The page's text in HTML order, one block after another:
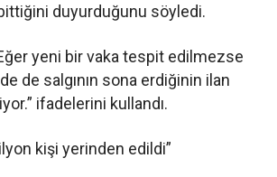
duyurduğunu söyledi.
yeni bir vaka tespit edilmezse
de salgının sona erdiğinin ilan
ifadelerini kullandı.
kişi yerinden edildi”